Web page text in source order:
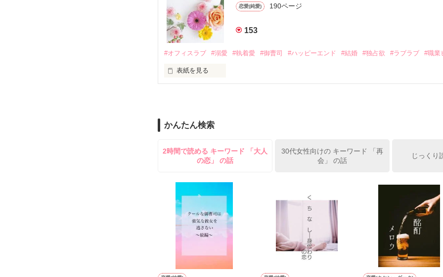
夏木美桜(なつきみお)
✕
鳴海哲平 (なるみてっぺい)
止まっていたはずの二人の時間が、再び動き出す。
恋愛(純愛) 190ページ
153
#オフィスラブ #溺愛 #執着愛 #御曹司 #ハッピーエンド #結婚 #独占欲 #ラブラブ #職業
表紙を見る
雪瀬鷹哉（29）が『──俺と結婚してくれないか』といきなりプロポーズをしてきた上
鷹哉『宜しくな、俺の雛子』🦅
雛子『俺の……ひぃ、雛子？！！！』🐥
シゴデキで冷徹な上司が見せる素顔は、なぜか想像以上に甘くて……🐥💓🦅
※表紙も作中使用の画像も全てフリー素材です。
※執筆期間2026.6.3〜7.20完結です。
※他サイトさんにて恋愛トレンド1位でした〜良かったら読んで頂けると嬉しいです。
かんたん検索
2時間で読める キーワード 「大人
の恋」 の話
30代女性向けの キーワード 「再
会」 の話
じっくり